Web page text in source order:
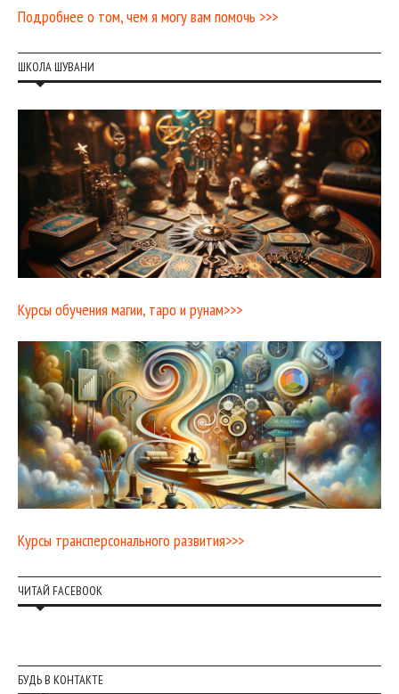
Подробнее о том, чем я могу вам помочь >>>
ШКОЛА ШУВАНИ
Курсы обучения магии, таро и рунам>>>
Курсы трансперсонального развития>>>
ЧИТАЙ FACEBOOK
БУДЬ В КОНТАКТЕ